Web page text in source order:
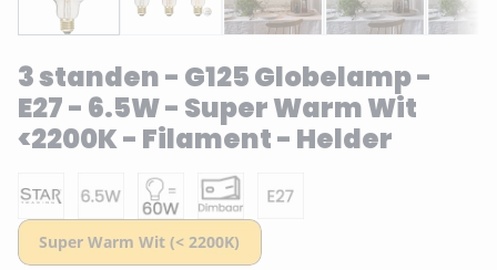
3 standen - G125 Globelamp -
E27 - 6.5W - Super Warm Wit
<2200K - Filament - Helder